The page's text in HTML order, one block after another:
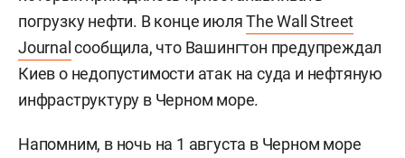
погрузку нефти. В конце июляThe Wall Street
Journal сообщила, что Вашингтон предупреждал
Киев о недопустимости атак на суда и нефтяную
инфраструктуру в Черном море.
Напомним, в ночь на 1 августа в Черном море